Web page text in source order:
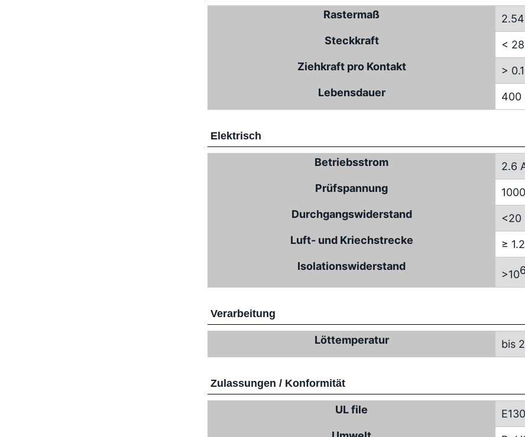
Rastermaß
Steckkraft
<
Ziehkraft pro Kontakt
>
Lebensdauer
400
Elektrisch
Betriebsstrom
2.6
Prüfspannung
Durchgangswiderstand
<20
Luft- und Kriechstrecke
≥
Isolationswiderstand
>106
Verarbeitung
Löttemperatur bis
Zulassungen / Konformität
UL file